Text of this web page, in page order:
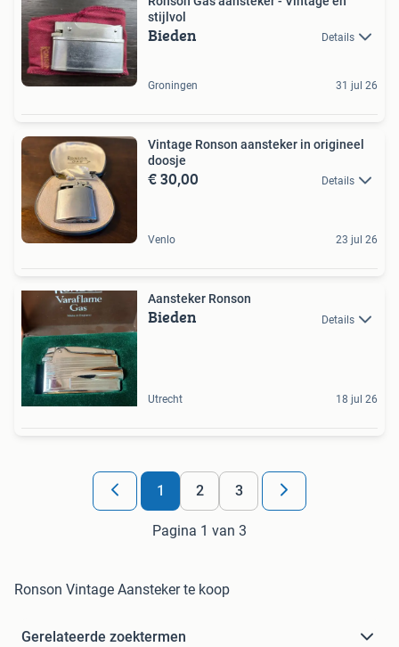
stijlvol
Bieden Details
Groningen 31 jul 26
Vintage Ronson aansteker in origineel
doosje
€ 30,00 Details
Venlo 23 jul 26
Aansteker Ronson
Bieden Details
Utrecht 18 jul 26
1 2 3
Pagina 1 van 3
Ronson Vintage Aansteker te koop
Gerelateerde zoektermen